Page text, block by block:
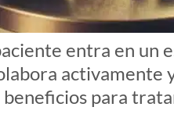
entra en un
activamente
para